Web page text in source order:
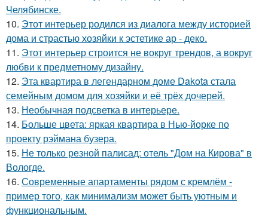
Челябинске.
10. Этот интерьер родился из диалога между историей
дома и страстью хозяйки к эстетике ар - деко.
11. Этот интерьер строится не вокруг трендов, а вокруг
любви к предметному дизайну.
12. Эта квартира в легендарном доме Dakota стала
семейным домом для хозяйки и её трёх дочерей.
13. Необычная подсветка в интерьере.
14. Больше цвета: яркая квартира в Нью-йорке по
проекту рэймана бузера.
15. Не только резной палисад: отель "Дом на Кирова" в
Вологде.
16. Современные апартаменты рядом с кремлём -
пример того, как минимализм может быть уютным и
функциональным.